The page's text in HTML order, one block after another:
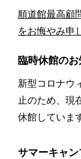
順道館最高顧
をお悔やみ申
臨時休館の
新型コロナウ
止のため、現
休館していま
サマーキャ